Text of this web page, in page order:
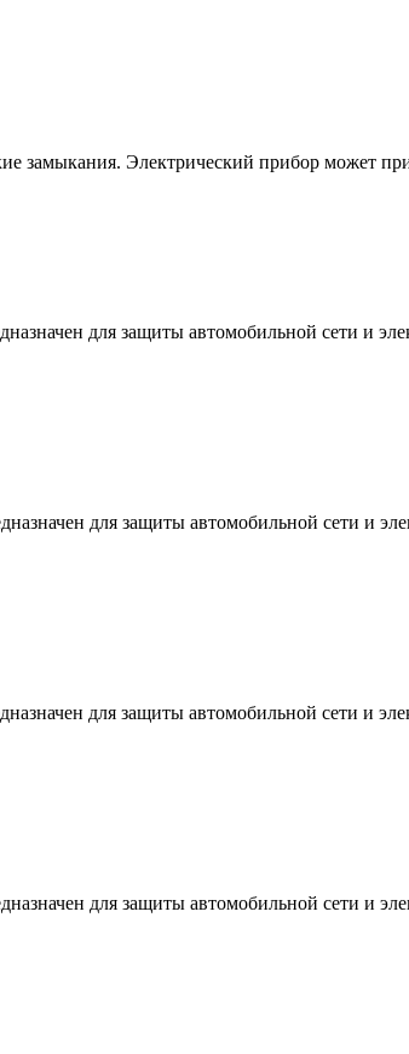
замыкания. Электрический прибор может
для защиты автомобильной сети и
для защиты автомобильной сети и
для защиты автомобильной сети и
для защиты автомобильной сети и